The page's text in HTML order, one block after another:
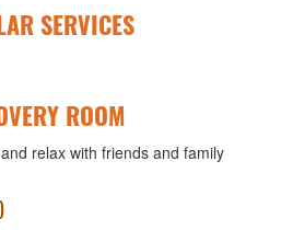
SERVICES
ROOM
relax with friends and family
)